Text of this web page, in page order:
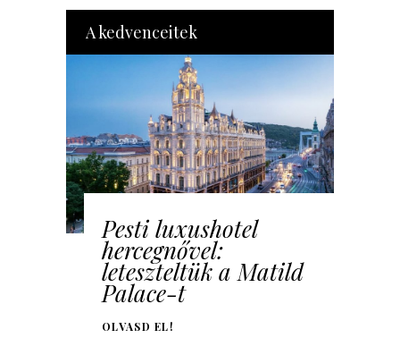
A kedvenceitek
Pesti luxushotel
hercegnővel:
leteszteltük a Matild
Palace-t
OLVASD EL!